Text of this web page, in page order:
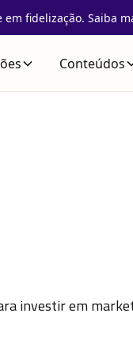
fidelização. Saiba
Conteúdos